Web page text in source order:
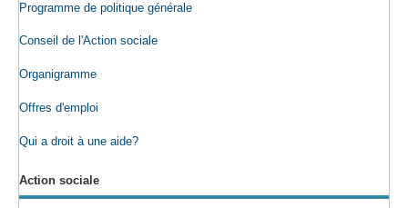
Programme de politique générale
Conseil de l'Action sociale
Organigramme
Offres d'emploi
Qui a droit à une aide?
Action sociale